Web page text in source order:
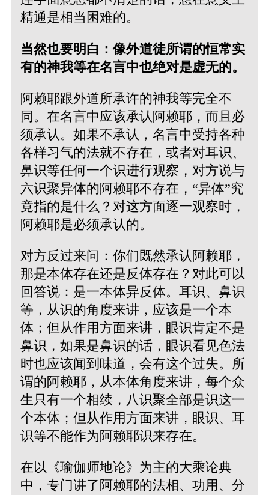
精通是相当困难的。
当然也要明白：像外道徒所谓的恒常实
有的神我等在名言中也绝对是虚无的。
阿赖耶跟外道所承许的神我等完全不
同。在名言中应该承认阿赖耶，而且必
须承认。如果不承认，名言中受持各种
各样习气的法就不存在，或者对耳识、
鼻识等任何一个识进行观察，对方说与
六识聚异体的阿赖耶不存在，“异体”究
竟指的是什么？对这方面逐一观察时，
阿赖耶是必须承认的。
对方反过来问：你们既然承认阿赖耶，
那是本体存在还是反体存在？对此可以
回答说：是一本体异反体。耳识、鼻识
等，从识的角度来讲，应该是一个本
体；但从作用方面来讲，眼识肯定不是
鼻识，如果是鼻识的话，眼识看见色法
时也应该闻到味道，会有这个过失。所
谓的阿赖耶，从本体角度来讲，每个众
生只有一个相续，八识聚全部是识这一
个本体；但从作用方面来讲，眼识、耳
识等不能作为阿赖耶识来存在。
在以《瑜伽师地论》为主的大乘论典
中，专门讲了阿赖耶的法相、功用、分